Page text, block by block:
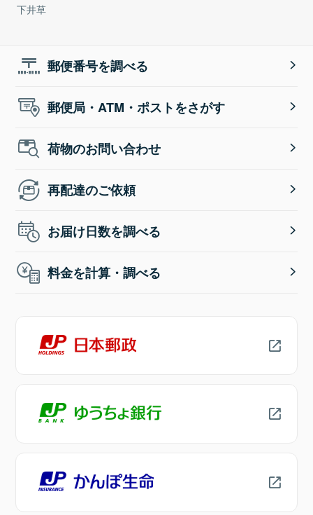
下井草
郵便番号を調べる
郵便局・ATM・ポストをさがす
荷物のお問い合わせ
再配達のご依頼
お届け日数を調べる
料金を計算・調べる